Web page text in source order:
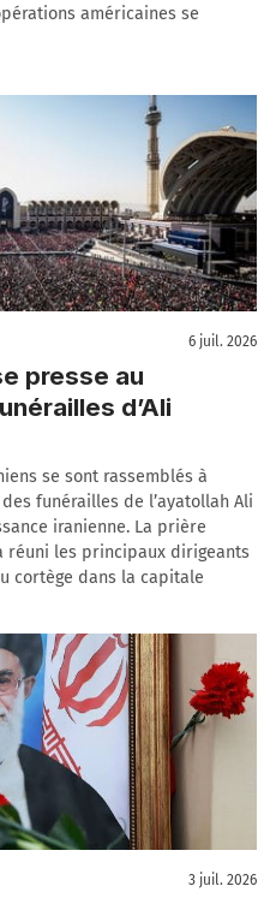
américaines se
6 juil. 2026
presse au
d’Ali
se sont rassemblés à
funérailles de l’ayatollah Ali
iranienne. La prière
réuni les principaux dirigeants
cortège dans la capitale
3 juil. 2026